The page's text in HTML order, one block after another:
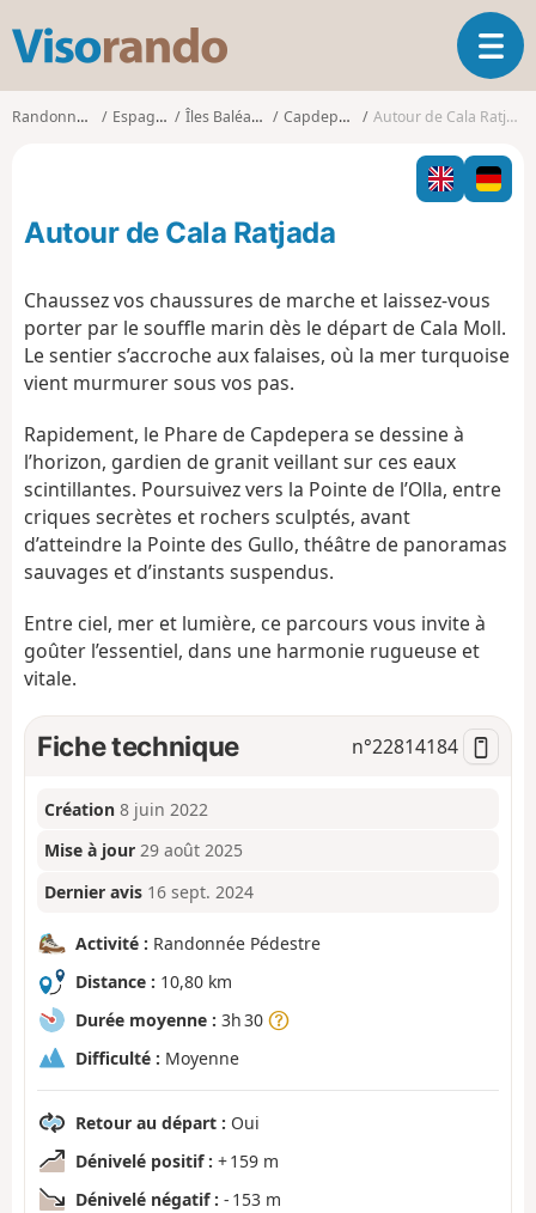
s
o
o
O
u
i
r
l
i
g
n
Randonnées Espagne Îles Baléares Capdepera Autour de Cala Ratjada
Autour de Cala Ratjada
Chaussez vos chaussures de marche et laissez-vous
porter par le souffle marin dès le départ de Cala Moll.
Le sentier s’accroche aux falaises, où la mer turquoise
vient murmurer sous vos pas.
Rapidement, le Phare de Capdepera se dessine à
l’horizon, gardien de granit veillant sur ces eaux
scintillantes. Poursuivez vers la Pointe de l’Olla, entre
criques secrètes et rochers sculptés, avant
d’atteindre la Pointe des Gullo, théâtre de panoramas
sauvages et d’instants suspendus.
Entre ciel, mer et lumière, ce parcours vous invite à
goûter l’essentiel, dans une harmonie rugueuse et
vitale.
Fiche technique n°22814184
Création 8 juin 2022
Mise à jour 29 août 2025
Dernier avis 16 sept. 2024
Activité : Randonnée Pédestre
Distance : 10,80 km
Durée moyenne : 3h 30
Difficulté : Moyenne
Retour au départ : Oui
Dénivelé positif : + 159 m
Dénivelé négatif : - 153 m